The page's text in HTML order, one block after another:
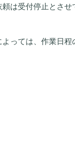
は受付停止とさせ
っては、作業日程